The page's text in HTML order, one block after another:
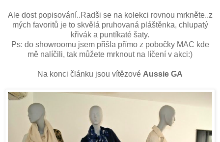
Ale dost popisování..Radši se na kolekci rovnou mrkněte..z
mých favoritů je to skvělá pruhovaná pláštěnka, chlupatý
křivák a puntíkaté šaty.
Ps: do showroomu jsem přišla přímo z pobočky MAC kde
mě nalíčili, tak můžete mrknout na líčení v akci:)
Na konci článku jsou vítězové Aussie GA